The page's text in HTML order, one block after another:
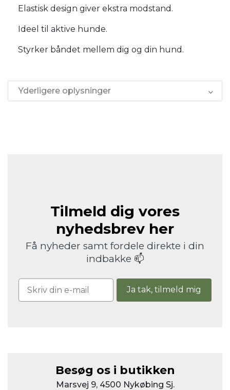
Elastisk design giver ekstra modstand.
Ideel til aktive hunde.
Styrker båndet mellem dig og din hund.
Yderligere oplysninger
Tilmeld dig vores
nyhedsbrev her
Få nyheder samt fordele direkte i din
indbakke 📫
Ja tak, tilmeld mig
Besøg os i butikken
Marsvej 9, 4500 Nykøbing Sj.